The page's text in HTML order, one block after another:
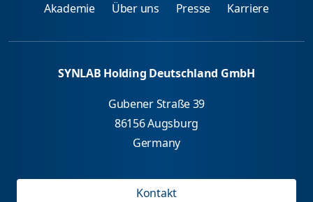
Akademie Über uns Presse Karriere
SYNLAB Holding Deutschland GmbH
Gubener Straße 39
86156 Augsburg
Germany
Kontakt